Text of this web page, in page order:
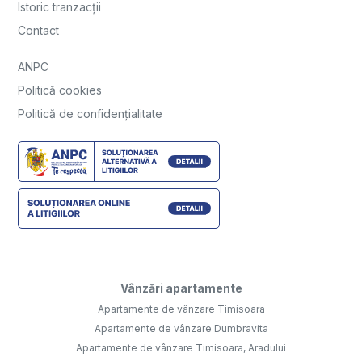
Istoric tranzacții
Contact
ANPC
Politică cookies
Politică de confidențialitate
Vânzări apartamente
Apartamente de vânzare Timisoara
Apartamente de vânzare Dumbravita
Apartamente de vânzare Timisoara, Aradului